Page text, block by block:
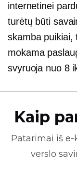
internetinei
turėtų būti
skamba puikiai,
mokama
svyruoja nuo 8
Kaip
Patarimai iš e-
verslo